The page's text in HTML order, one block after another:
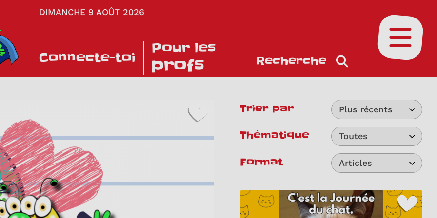
DIMANCHE 9 AOÛT 2026
Connecte-toi
Pour les
profs Recherche
Ouvrir le
Trier par Plus récents
Thématique Toutes
Format Articles